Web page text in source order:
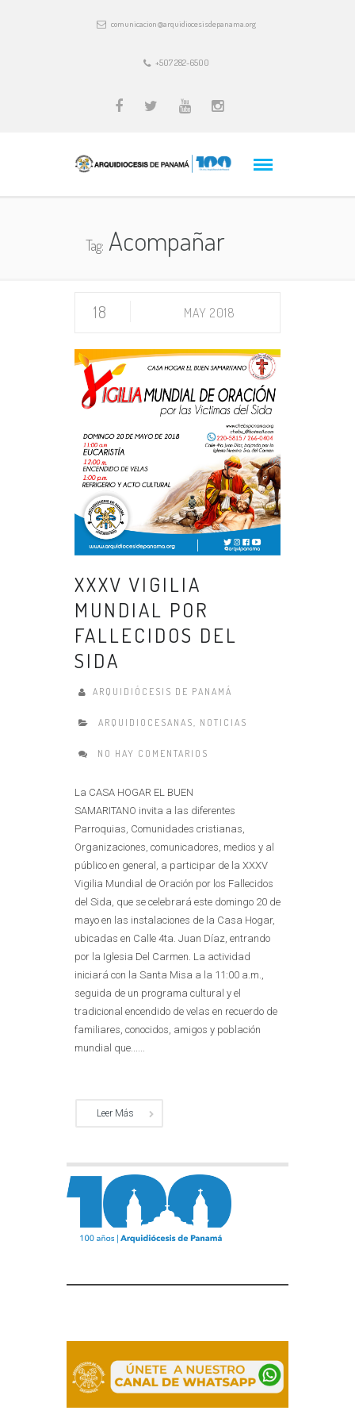
comunicacion@arquidiocesisdepanama.org
+507 282-6500
Tag:Acompañar
18 MAY 2018
XXXV VIGILIA
MUNDIAL POR
FALLECIDOS DEL
SIDA
ARQUIDIÓCESIS DE PANAMÁ
ARQUIDIOCESANAS NOTICIAS
NO HAY COMENTARIOS
La CASA HOGAR EL BUEN
SAMARITANO invita a las diferentes
Parroquias, Comunidades cristianas,
Organizaciones, comunicadores, medios y al
público en general, a participar de la XXXV
Vigilia Mundial de Oración por los Fallecidos
del Sida, que se celebrará este domingo 20 de
mayo en las instalaciones de la Casa Hogar,
ubicadas en Calle 4ta. Juan Díaz, entrando
por la Iglesia Del Carmen. La actividad
iniciará con la Santa Misa a la 11:00 a.m.,
seguida de un programa cultural y el
tradicional encendido de velas en recuerdo de
familiares, conocidos, amigos y población
mundial que......
Leer Más